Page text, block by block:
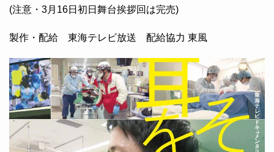
(注意・3月16日初日舞台挨拶回は完売)
製作・配給 東海テレビ放送 配給協力 東風